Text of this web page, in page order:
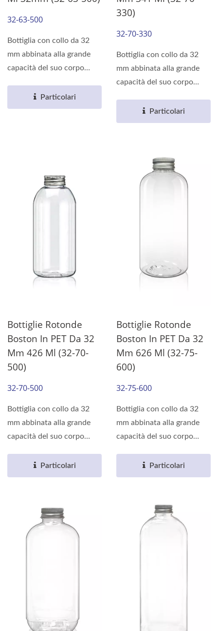
32-63-500
Bottiglia con collo da 32
mm abbinata alla grande
capacità del suo corpo
Particolari
330)
32-70-330
Bottiglia con collo da 32
mm abbinata alla grande
capacità del suo corpo
Particolari
Bottiglie Rotonde
Boston In PET Da 32
Mm 426 Ml (32-70-
500)
32-70-500
Bottiglia con collo da 32
mm abbinata alla grande
capacità del suo corpo
Particolari
Bottiglie Rotonde
Boston In PET Da 32
Mm 626 Ml (32-75-
600)
32-75-600
Bottiglia con collo da 32
mm abbinata alla grande
capacità del suo corpo
Particolari